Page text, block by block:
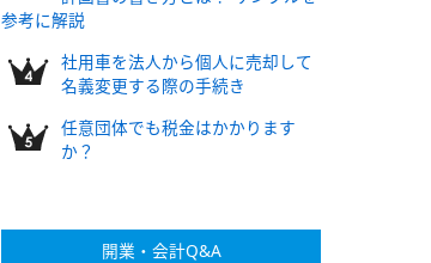
参考に解説
社用車を法人から個人に売却して
名義変更する際の手続き
任意団体でも税金はかかります
か？
開業・会計Q&A